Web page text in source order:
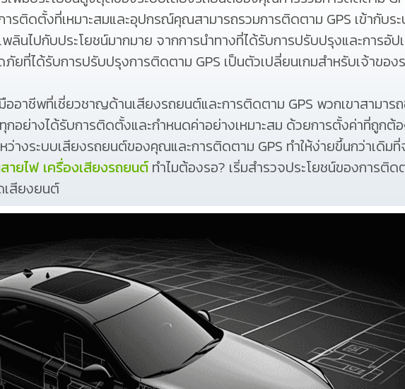
ารติดตั้งที่เหมาะสมและอุปกรณ์คุณสามารถรวมการติดตาม GPS เข้ากับร
นไปกับประโยชน์มากมาย จากการนำทางที่ได้รับการปรับปรุงและการอัป
ที่ได้รับการปรับปรุงการติดตาม GPS เป็นตัวเปลี่ยนเกมสำหรับเจ้าขอ
อาชีพที่เชี่ยวชาญด้านเสียงรถยนต์และการติดตาม GPS พวกเขาสามาร
กอย่างได้รับการติดตั้งและกำหนดค่าอย่างเหมาะสม ด้วยการตั้งค่าที่ถูก
างระบบเสียงรถยนต์ของคุณและการติดตาม GPS ทำให้ง่ายขึ้นกว่าเดิมที่
ายไฟ เครื่องเสียงรถยนต์ ทำไมต้องรอ? เริ่มสำรวจประโยชน์ของการติด
สียงยนต์